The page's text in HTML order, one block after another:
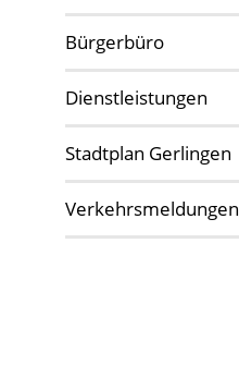
Bürgerbüro
Dienstleistungen
Stadtplan Gerlingen
Verkehrsmeldungen